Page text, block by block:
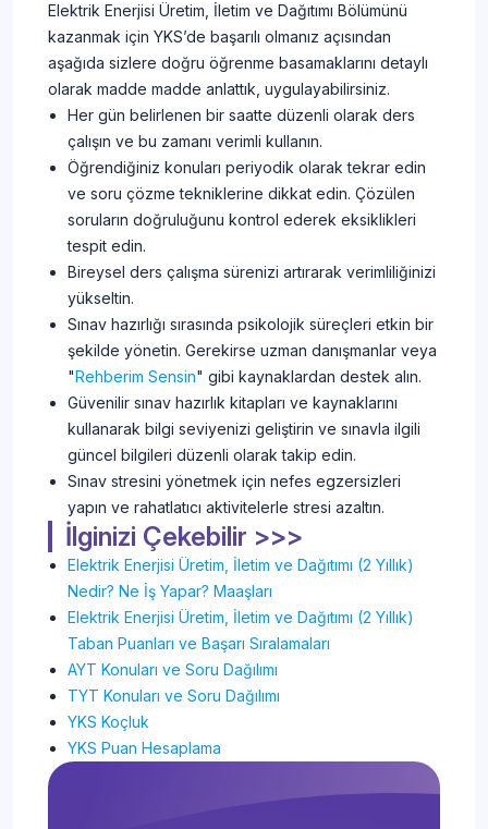
Elektrik Enerjisi Üretim, İletim ve Dağıtımı Bölümünü
kazanmak için YKS’de başarılı olmanız açısından
aşağıda sizlere doğru öğrenme basamaklarını detaylı
olarak madde madde anlattık, uygulayabilirsiniz.
Her gün belirlenen bir saatte düzenli olarak ders
çalışın ve bu zamanı verimli kullanın.
Öğrendiğiniz konuları periyodik olarak tekrar edin
ve soru çözme tekniklerine dikkat edin. Çözülen
soruların doğruluğunu kontrol ederek eksiklikleri
tespit edin.
Bireysel ders çalışma sürenizi artırarak verimliliğinizi
yükseltin.
Sınav hazırlığı sırasında psikolojik süreçleri etkin bir
şekilde yönetin. Gerekirse uzman danışmanlar veya
"Rehberim Sensin" gibi kaynaklardan destek alın.
Güvenilir sınav hazırlık kitapları ve kaynaklarını
kullanarak bilgi seviyenizi geliştirin ve sınavla ilgili
güncel bilgileri düzenli olarak takip edin.
Sınav stresini yönetmek için nefes egzersizleri
yapın ve rahatlatıcı aktivitelerle stresi azaltın.
İlginizi Çekebilir >>>
Elektrik Enerjisi Üretim, İletim ve Dağıtımı (2 Yıllık)
Nedir? Ne İş Yapar? Maaşları
Elektrik Enerjisi Üretim, İletim ve Dağıtımı (2 Yıllık)
Taban Puanları ve Başarı Sıralamaları
AYT Konuları ve Soru Dağılımı
TYT Konuları ve Soru Dağılımı
YKS Koçluk
YKS Puan Hesaplama